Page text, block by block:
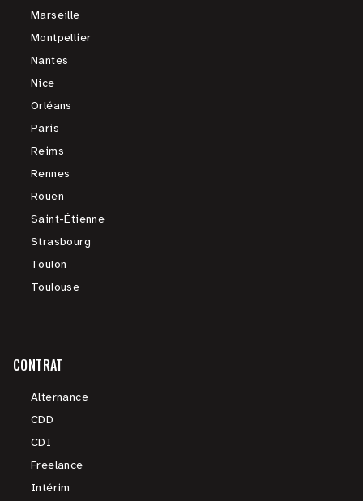
Marseille
Montpellier
Nantes
Nice
Orléans
Paris
Reims
Rennes
Rouen
Saint-Étienne
Strasbourg
Toulon
Toulouse
CONTRAT
Alternance
CDD
CDI
Freelance
Intérim